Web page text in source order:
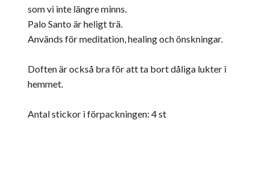
som vi inte längre minns.
Palo Santo är heligt trä.
Används för meditation, healing och önskningar.
Doften är också bra för att ta bort dåliga lukter i
hemmet.
Antal stickor i förpackningen: 4 st